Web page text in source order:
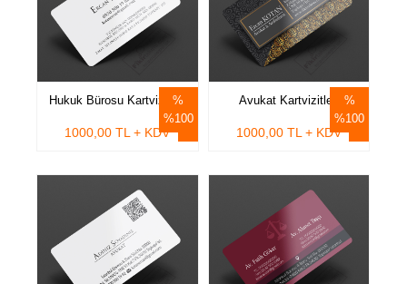
%100
Hukuk Bürosu Kartvizitleri
1000,00 TL + KDV
%100
Avukat Kartvizitleri
1000,00 TL + KDV